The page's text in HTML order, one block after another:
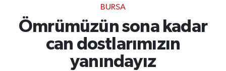
BURSA
Ömrümüzün sona kadar
can dostlarımızın
yanındayız
Kültür & Sanat
Teknoloji